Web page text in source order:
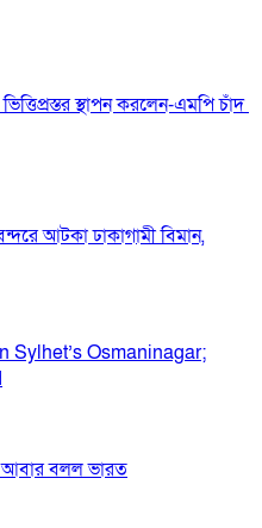
স্থাপন করলেন-এমপি চাঁদ
আটকা ঢাকাগামী বিমান,
Sylhet’s Osmaninagar;
আবার বলল ভারত